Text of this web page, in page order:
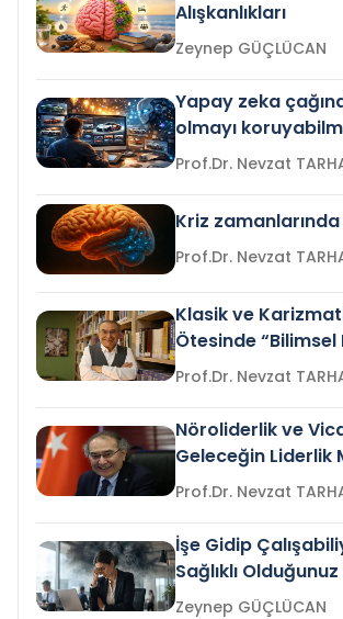
Alışkanlıkları
Zeynep GÜÇLÜCAN
Yapay zeka
olmayı
Prof.Dr. Nevzat
Kriz zamanlarında
Prof.Dr. Nevzat
Klasik ve
Ötesinde “Bilimsel
Prof.Dr. Nevzat
Nöroliderlik ve
Geleceğin Liderlik
Prof.Dr. Nevzat
İşe Gidip
Sağlıklı
Gelir mi?Zeynep GÜÇLÜCAN